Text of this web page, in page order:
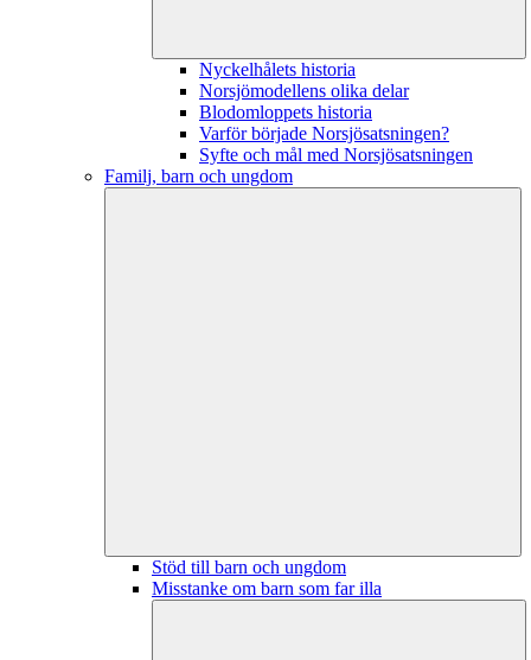
Nyckelhålets historia
Norsjömodellens olika delar
Blodomloppets historia
Varför började Norsjösatsningen?
Syfte och mål med Norsjösatsningen
Familj, barn och ungdom
Stöd till barn och ungdom
Misstanke om barn som far illa